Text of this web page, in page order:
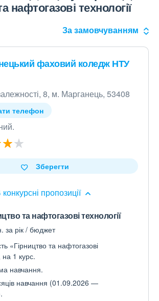
нафтогазові технології
За замовчуванням
фаховий коледж НТУ
8, м. Марганець, 53408
телефон
конкурсні пропозиції
Зберегти
та нафтогазові технології
за рік / бюджет
«Гірництво та нафтогазові
на 1 курс.
навчання.
навчання (01.09.2026 —